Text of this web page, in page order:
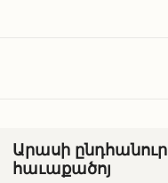
Արասի ընդհանուր
հաւաքածոյ